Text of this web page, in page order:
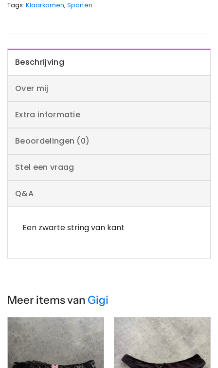
Tags: Klaarkomen, Sporten
Beschrijving
Over mij
Extra informatie
Beoordelingen (0)
Stel een vraag
Q&A
Een zwarte string van kant
Meer items van Gigi